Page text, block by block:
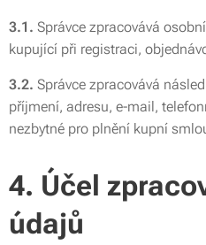
3.1. Správce zpracovává
kupující při registraci,
3.2. Správce zpracovává
příjmení, adresu, e-mail,
nezbytné pro plnění kupní
4. Účel
údajů